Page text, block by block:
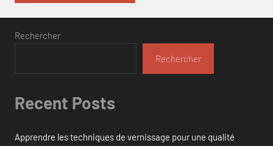
Rechercher
Rechercher
Recent Posts
Apprendre les techniques de vernissage pour une qualité